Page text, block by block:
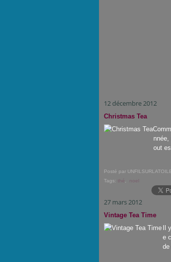
12 décembre 2012
Christmas Tea
out
Posté par
Tags: thé noel
27 mars 2012
Vintage Tea Time
Il
e